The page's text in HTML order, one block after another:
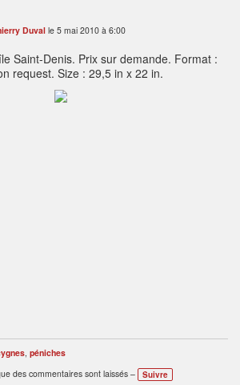
Duval le 5 mai 2010 à 6:00
Saint-Denis. Prix sur demande. Format :
request. Size : 29,5 in x 22 in.
, péniches
des commentaires sont laissés –
Suivre